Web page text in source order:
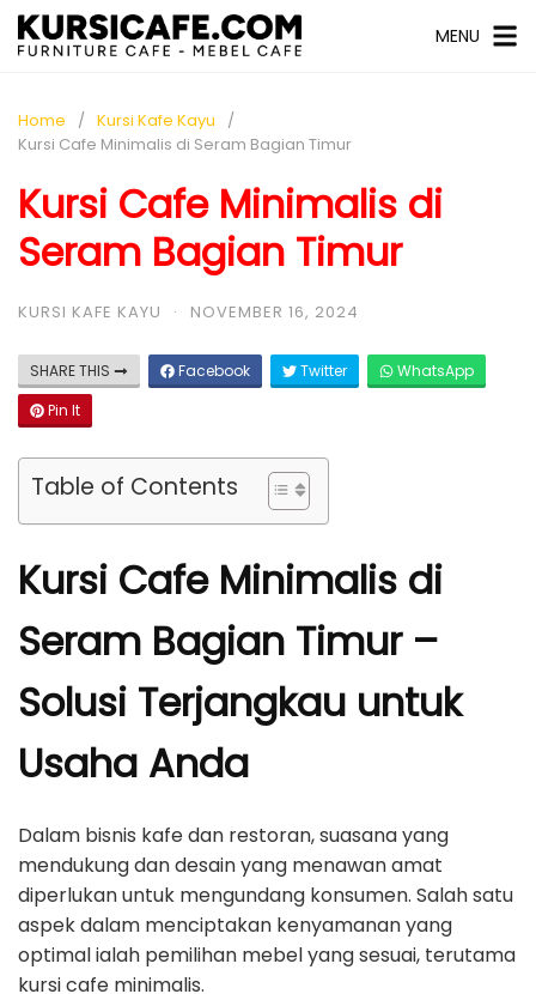
MENU
Home
Kursi Kafe Kayu
Kursi Cafe Minimalis di Seram Bagian Timur
Kursi Cafe Minimalis di
Seram Bagian Timur
KURSI KAFE KAYU · NOVEMBER 16, 2024
SHARE THIS Facebook Twitter
WhatsApp
Pin It
Table of Contents
Kursi Cafe Minimalis di
Seram Bagian Timur –
Solusi Terjangkau untuk
Usaha Anda
Dalam bisnis kafe dan restoran, suasana yang
mendukung dan desain yang menawan amat
diperlukan untuk mengundang konsumen. Salah satu
aspek dalam menciptakan kenyamanan yang
optimal ialah pemilihan mebel yang sesuai, terutama
kursi cafe minimalis.